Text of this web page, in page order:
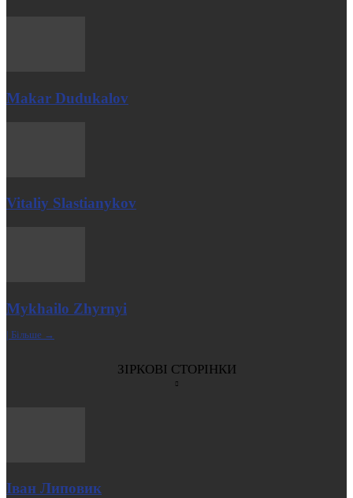
Makar Dudukalov
Vitaliy Slastianykov
Mykhailo Zhyrnyi
| Більше →
ЗІРКОВІ СТОРІНКИ
Іван Липовик